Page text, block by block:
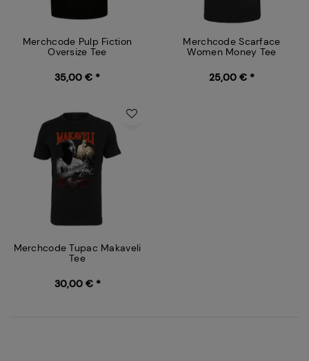
Merchcode Pulp Fiction
Oversize Tee
35,00 € *
Merchcode Scarface
Women Money Tee
25,00 € *
Merchcode Tupac Makaveli
Tee
30,00 € *